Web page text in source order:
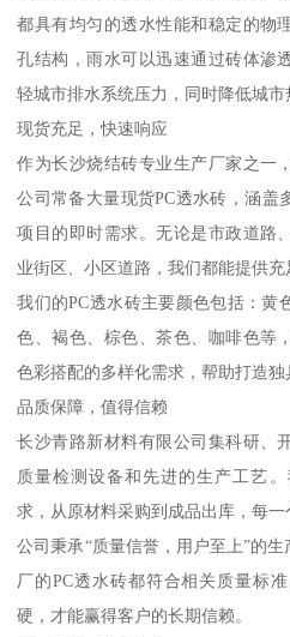
都具有均匀的透水性能和稳定的物
孔结构，雨水可以迅速通过砖体渗
轻城市排水系统压力，同时降低城市
现货充足，快速响应
作为长沙烧结砖专业生产厂家之一
公司常备大量现货PC透水砖，涵盖
项目的即时需求。无论是市政道路
业街区、小区道路，我们都能提供充
我们的PC透水砖主要颜色包括：黄
色、褐色、棕色、茶色、咖啡色等
色彩搭配的多样化需求，帮助打造独
品质保障，值得信赖
长沙青路新材料有限公司集科研、
质量检测设备和先进的生产工艺
求，从原材料采购到成品出库，每一
公司秉承“质量信誉，用户至上”的
厂的PC透水砖都符合相关质量标
硬，才能赢得客户的长期信赖。